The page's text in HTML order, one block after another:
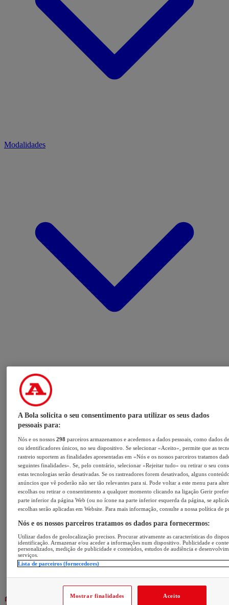
Modalidades
A Bola solicita o seu consentimento para utilizar os seus dados
pessoais para:
Nós e os nossos298 parceiros armazenamos e acedemos a dados pessoais, como dados
ou identificadores únicos, no seu dispositivo. Se selecionar «Aceito», permite que as
rastreio suportem as finalidades apresentadas em «Nós e os nossos parceiros tratamos
seguintes finalidades». Se, pelo contrário, selecionar «Rejeitar tudo» ou retirar o seu
estas tecnologias serão desativadas. Se os rastreadores forem desativados, alguns
anúncios que vê poderão não ser tão relevantes para si. Pode voltar a este menu para
escolhas ou retirar o consentimento a qualquer momento clicando na ligação Gerir
parte inferior da página Web (ou no ícone na parte inferior esquerda da página, se
escolhas serão aplicadas em Website. Para mais informação, consulte a nossa política de
Nós e os nossos parceiros tratamos os dados para fornecermos:
Utilizar dados de geolocalização precisos. Procurar ativamente as características do
identificação. Armazenar e/ou aceder a informações num dispositivo. Publicidade e
personalizados, medição de publicidade e conteúdos, estudos de audiência e
serviços.
Lista de parceiros (fornecedores)
Mostrar finalidades Aceito